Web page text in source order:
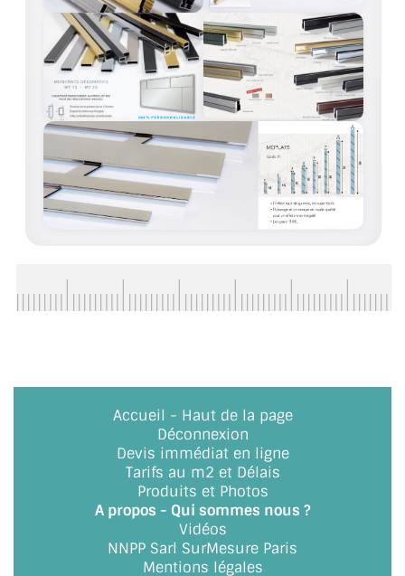
GARDE CORPS EN VERRE
VERRIÈRE TYPE ATELIER
VERRES TEXTURÉS
PLEXIGLAS PMMA
DOUBLE VITRAGE
ACCESSOIRES & QUINCAILLERIE
LES FIXATIONS POUR MIROIR
VITRINE EN VERRE
CONNECTEURS ET ASSEMBLAGE DE VERRES
PLATS ET CORNIÈRES
LES CHARNIÈRES DE PORTE EN VERRE
BOUTONS ET POIGNÉES
Accueil - Haut de la page
Déconnexion
Devis immédiat en ligne
Tarifs au m2 et Délais
Produits et Photos
A propos - Qui sommes nous ?
Vidéos
NNPP Sarl SurMesure Paris
Mentions légales